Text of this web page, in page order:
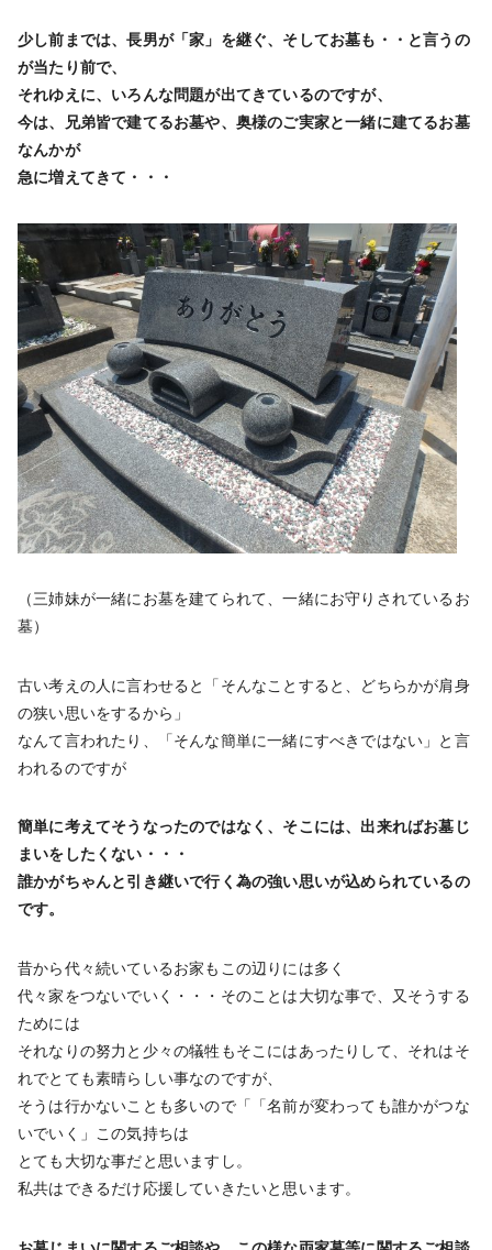
少し前までは、長男が「家」を継ぐ、そしてお墓も・・と言うの
が当たり前で、
それゆえに、いろんな問題が出てきているのですが、
今は、兄弟皆で建てるお墓や、奥様のご実家と一緒に建てるお墓
なんかが
急に増えてきて・・・
（三姉妹が一緒にお墓を建てられて、一緒にお守りされているお
墓）
古い考えの人に言わせると「そんなことすると、どちらかが肩身
の狭い思いをするから」
なんて言われたり、「そんな簡単に一緒にすべきではない」と言
われるのですが
簡単に考えてそうなったのではなく、そこには、出来ればお墓じ
まいをしたくない・・・
誰かがちゃんと引き継いで行く為の強い思いが込められているの
です。
昔から代々続いているお家もこの辺りには多く
代々家をつないでいく・・・そのことは大切な事で、又そうする
ためには
それなりの努力と少々の犠牲もそこにはあったりして、それはそ
れでとても素晴らしい事なのですが、
そうは行かないことも多いので「「名前が変わっても誰かがつな
いでいく」この気持ちは
とても大切な事だと思いますし。
私共はできるだけ応援していきたいと思います。